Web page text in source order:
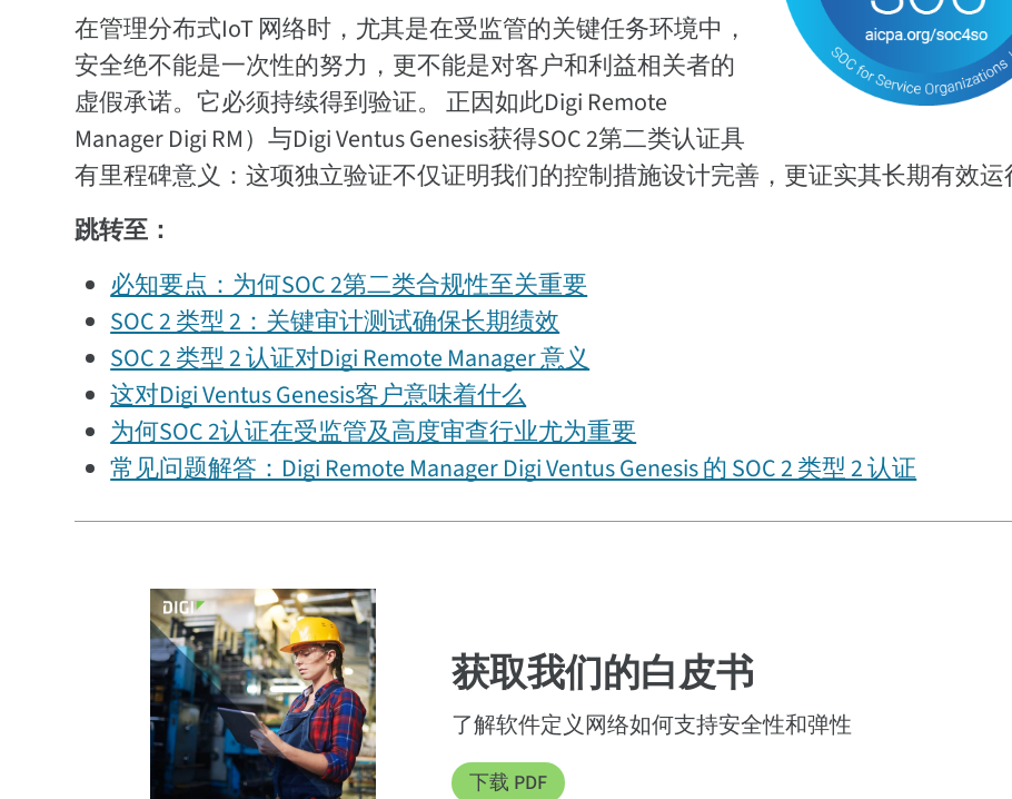
在管理分布式IoT 网络时，尤其是在受监管的关键任务环境中，
安全绝不能是一次性的努力，更不能是对客户和利益相关者的
虚假承诺。它必须持续得到验证。 正因如此Digi Remote
Manager Digi RM）与Digi Ventus Genesis获得SOC 2第二类认证具
有里程碑意义：这项独立验证不仅证明我们的控制措施设计完善，更证实其长期有效运
跳转至：
必知要点：为何SOC 2第二类合规性至关重要
SOC 2 类型 2：关键审计测试确保长期绩效
SOC 2 类型 2 认证对Digi Remote Manager 意义
这对Digi Ventus Genesis客户意味着什么
为何SOC 2认证在受监管及高度审查行业尤为重要
常见问题解答：Digi Remote Manager Digi Ventus Genesis 的 SOC 2 类型 2 认证
获取我们的白皮书
了解软件定义网络如何支持安全性和弹性
下载 PDF